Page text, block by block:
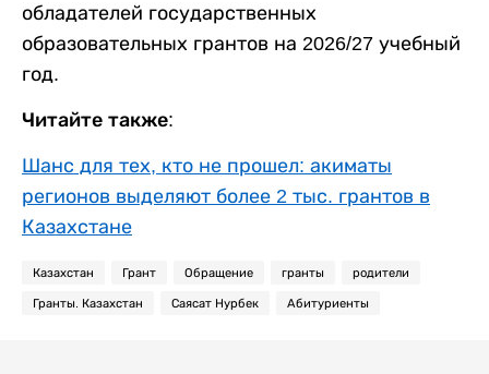
обладателей государственных
образовательных грантов на 2026/27 учебный
год.
Читайте также:
Шанс для тех, кто не прошел: акиматы
регионов выделяют более 2 тыс. грантов в
Казахстане
Казахстан Грант Обращение гранты родители
Гранты. Казахстан Саясат Нурбек Абитуриенты